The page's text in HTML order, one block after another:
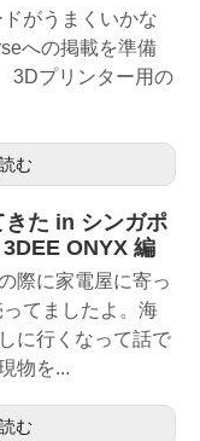
がうまくいかな
への掲載を準備
3Dプリンター用の
む
た in シンガポ
ONYX 編
際に家電屋に寄っ
てましたよ。海
に行くなって話で
物を...
む